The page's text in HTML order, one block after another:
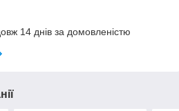
14 днів за домовленістю